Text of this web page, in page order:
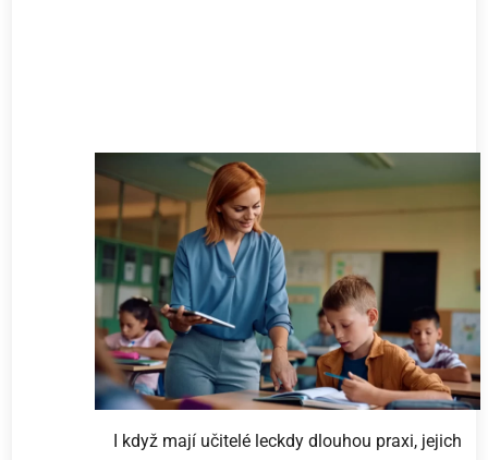
I když mají učitelé leckdy dlouhou praxi, jejich